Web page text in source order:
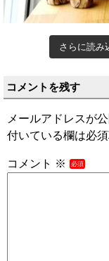
さらに読み
コメントを残す
メールアドレスが
付いている欄は必
コメント ※